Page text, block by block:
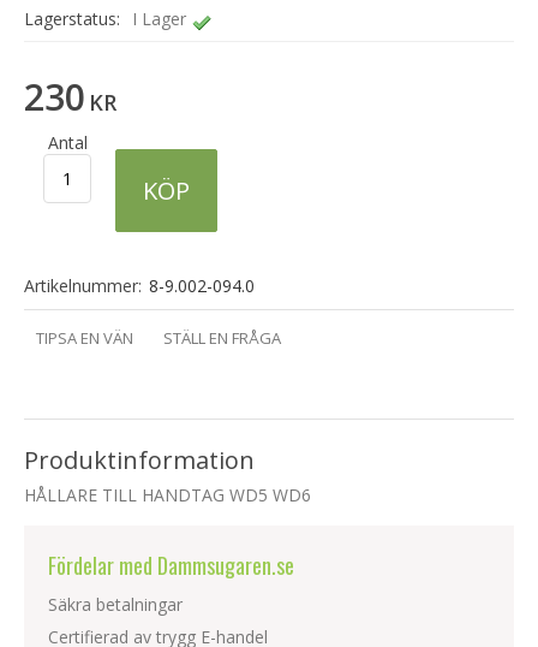
Lagerstatus: I Lager
230 KR
Antal
KÖP
Artikelnummer: 8-9.002-094.0
TIPSA EN VÄN STÄLL EN FRÅGA
Produktinformation
HÅLLARE TILL HANDTAG WD5 WD6
Fördelar med Dammsugaren.se
Säkra betalningar
Certifierad av trygg E-handel